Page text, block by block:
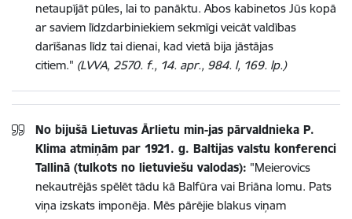
netaupījāt pūles, lai to panāktu. Abos kabinetos Jūs kopā
ar saviem līdzdarbiniekiem sekmīgi veicāt valdības
darīšanas līdz tai dienai, kad vietā bija jāstājas
citiem." (LVVA, 2570. f., 14. apr., 984. l, 169. lp.)
No bijušā Lietuvas Ārlietu min-jas pārvaldnieka P.
Klima atmiņām par 1921. g. Baltijas valstu konferenci
Tallinā (tulkots no lietuviešu valodas): "Meierovics
nekautrējās spēlēt tādu kā Balfūra vai Briāna lomu. Pats
viņa izskats imponēja. Mēs pārējie blakus viņam